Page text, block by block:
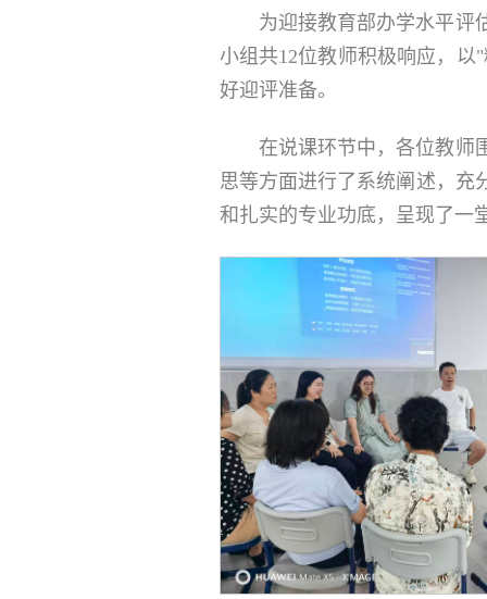
为迎接教育部办学水平评
小组共12位教师积极响应，
好迎评准备。
在说课环节中，各位教师
思等方面进行了系统阐述，充
和扎实的专业功底，呈现了一